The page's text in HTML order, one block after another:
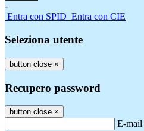
-
Entra con SPID Entra con CIE
Seleziona utente
button close ×
Recupero password
button close ×
E-mail